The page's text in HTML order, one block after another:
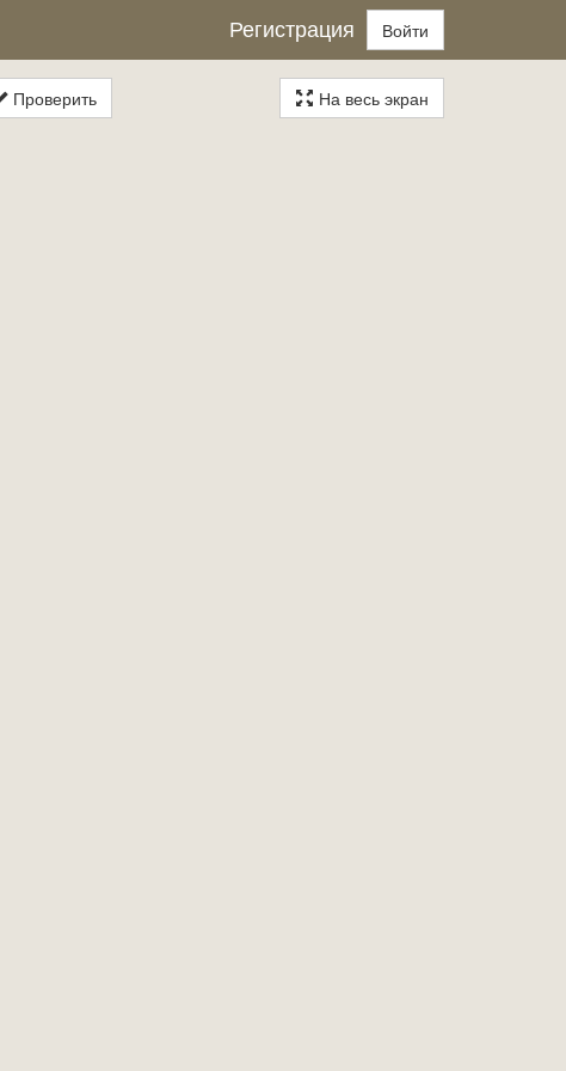
Регистрация Войти
На весь экран
Проверить